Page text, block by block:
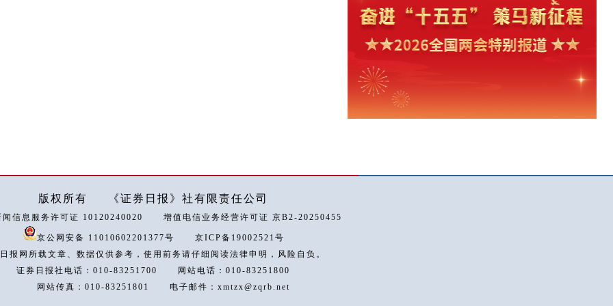
版权所有 《证券日报》社有限责任公司
闻信息服务许可证 10120240020 增值电信业务经营许可证 京B2-20250455
京公网安备 11010602201377号
京ICP备19002521号
报网所载文章、数据仅供参考，使用前务请仔细阅读法律申明，风险自负。
证券日报社电话：010-83251700
网站电话：010-83251800
网站传真：010-83251801
电子邮件：xmtzx@zqrb.net